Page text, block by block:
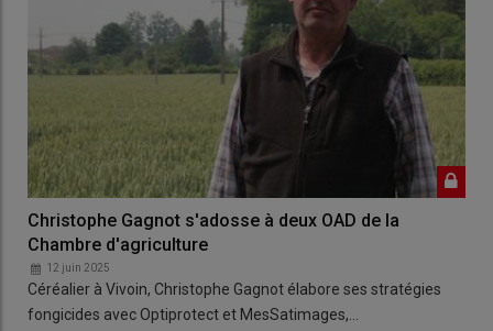
Christophe Gagnot s'adosse à deux OAD de la
Chambre d'agriculture
12 juin 2025
Céréalier à Vivoin, Christophe Gagnot élabore ses stratégies
fongicides avec Optiprotect et MesSatimages,…